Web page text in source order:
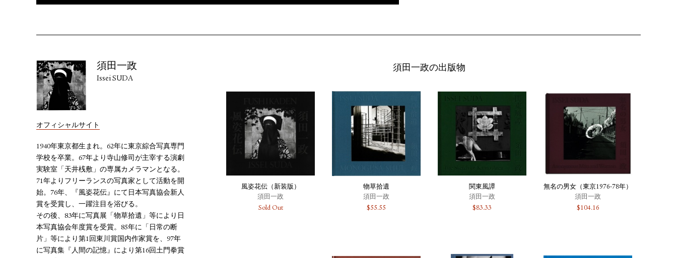
須田一政
Issei SUDA
オフィシャルサイト
1940年東京都生まれ。62年に東京綜合写真専門
学校を卒業。67年より寺山修司が主宰する演劇
実験室「天井桟敷」の専属カメラマンとなる。
71年よりフリーランスの写真家として活動を開
始。76年、『風姿花伝』にて日本写真協会新人
賞を受賞し、一躍注目を浴びる。
その後、83年に写真展「物草拾遺」等により日
本写真協会年度賞を受賞。85年に「日常の断
片」等により第1回東川賞国内作家賞を、97年
に写真集『人間の記憶』により第16回土門拳賞
須田一政の出版物
風姿花伝（新装版）
須田一政
Sold Out
物草拾遺
須田一政
$55.55
関東風譚
須田一政
$83.33
無名の男女（東京1976-78年）
須田一政
$104.16